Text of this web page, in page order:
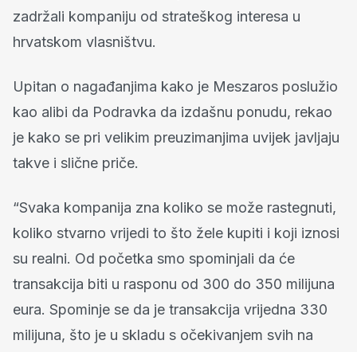
zadržali kompaniju od strateškog interesa u
hrvatskom vlasništvu.
Upitan o nagađanjima kako je Meszaros poslužio
kao alibi da Podravka da izdašnu ponudu, rekao
je kako se pri velikim preuzimanjima uvijek javljaju
takve i slične priče.
“Svaka kompanija zna koliko se može rastegnuti,
koliko stvarno vrijedi to što žele kupiti i koji iznosi
su realni. Od početka smo spominjali da će
transakcija biti u rasponu od 300 do 350 milijuna
eura. Spominje se da je transakcija vrijedna 330
milijuna, što je u skladu s očekivanjem svih na